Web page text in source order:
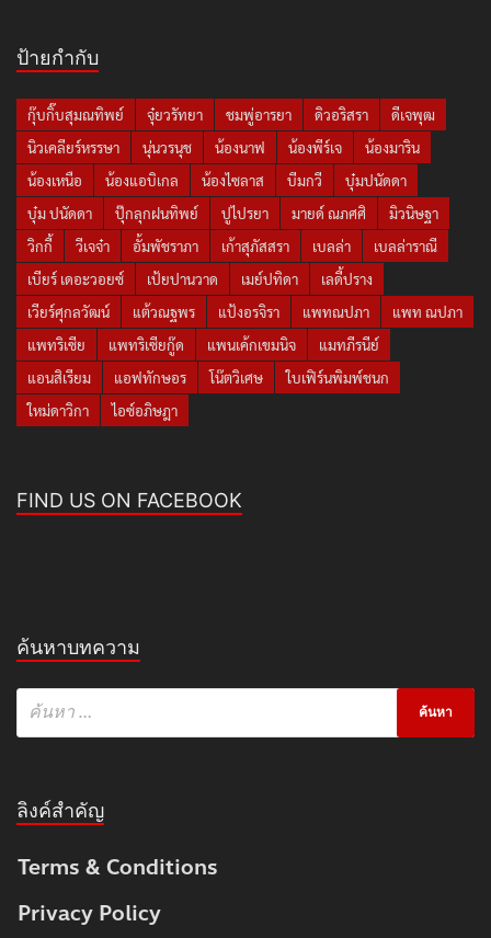
ป้ายกำกับ
กุ๊บกิ๊บสุมณทิพย์ จุ๋ยวรัทยา ชมพู่อารยา ดิวอริสรา
ดีเจพุฒ
นิวเคลียร์หรรษา
นุ่นวรนุช น้องนาฟ น้องพีร์เจ
น้องมาริน
น้องเหนือ
น้องแอบิเกล น้องไซลาส บีมกวี
บุ๋มปนัดดา
บุ๋ม ปนัดดา
ปุ๊กลุกฝนทิพย์ ปูไปรยา มายด์ ณภศศิ
มิวนิษฐา
วิกกี้
วีเจจ๋า อั้มพัชราภา เก้าสุภัสสรา เบลล่า
เบลล่าราณี
เบียร์ เดอะวอยซ์
เป้ยปานวาด เมย์ปทิดา
เลดี้ปราง
เวียร์ศุกลวัฒน์
แต้วณฐพร แป้งอรจิรา แพทณปภา
แพท ณปภา
แพทริเซีย
แพทริเซียกู๊ด แพนเค้กเขมนิจ
แมทภีรนีย์
แอนสิเรียม
แอฟทักษอร โน๊ตวิเศษ
ใบเฟิร์นพิมพ์ชนก
ใหม่ดาวิกา
ไอซ์อภิษฎา
FIND US ON FACEBOOK
ค้นหาบทความ
ลิงค์สำคัญ
Terms & Conditions
Privacy Policy